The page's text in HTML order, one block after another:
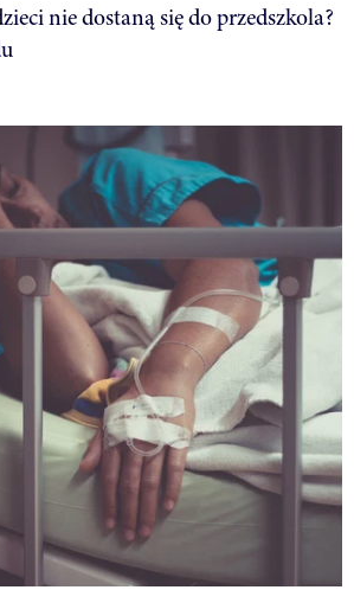
nie dostaną się do przedszkola?